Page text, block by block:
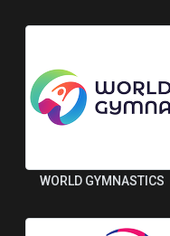
WORLD GYMNASTICS